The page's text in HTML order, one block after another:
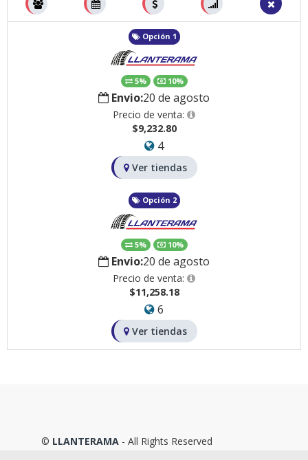
Opción 1
5% 10%
Envio:20 de agosto
Precio de venta:
$9,232.80
4
Ver tiendas
Opción 2
5% 10%
Envio:20 de agosto
Precio de venta:
$11,258.18
6
Ver tiendas
© LLANTERAMA - All Rights Reserved